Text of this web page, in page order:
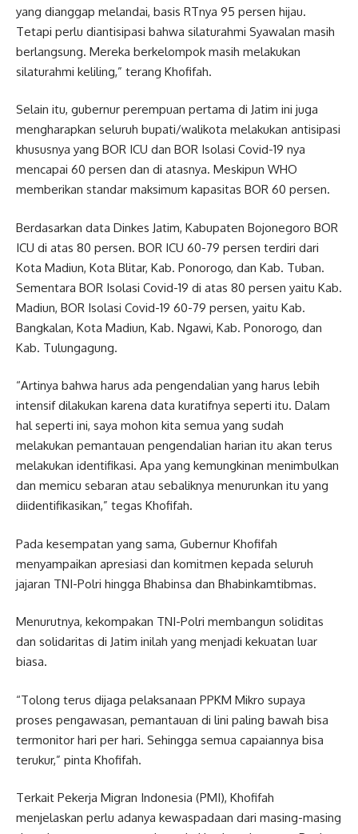
yang dianggap melandai, basis RTnya 95 persen hijau.
Tetapi perlu diantisipasi bahwa silaturahmi Syawalan masih
berlangsung. Mereka berkelompok masih melakukan
silaturahmi keliling,” terang Khofifah.
Selain itu, gubernur perempuan pertama di Jatim ini juga
mengharapkan seluruh bupati/walikota melakukan antisipasi
khususnya yang BOR ICU dan BOR Isolasi Covid-19 nya
mencapai 60 persen dan di atasnya. Meskipun WHO
memberikan standar maksimum kapasitas BOR 60 persen.
Berdasarkan data Dinkes Jatim, Kabupaten Bojonegoro BOR
ICU di atas 80 persen. BOR ICU 60-79 persen terdiri dari
Kota Madiun, Kota Blitar, Kab. Ponorogo, dan Kab. Tuban.
Sementara BOR Isolasi Covid-19 di atas 80 persen yaitu Kab.
Madiun, BOR Isolasi Covid-19 60-79 persen, yaitu Kab.
Bangkalan, Kota Madiun, Kab. Ngawi, Kab. Ponorogo, dan
Kab. Tulungagung.
“Artinya bahwa harus ada pengendalian yang harus lebih
intensif dilakukan karena data kuratifnya seperti itu. Dalam
hal seperti ini, saya mohon kita semua yang sudah
melakukan pemantauan pengendalian harian itu akan terus
melakukan identifikasi. Apa yang kemungkinan menimbulkan
dan memicu sebaran atau sebaliknya menurunkan itu yang
diidentifikasikan,” tegas Khofifah.
Pada kesempatan yang sama, Gubernur Khofifah
menyampaikan apresiasi dan komitmen kepada seluruh
jajaran TNI-Polri hingga Bhabinsa dan Bhabinkamtibmas.
Menurutnya, kekompakan TNI-Polri membangun soliditas
dan solidaritas di Jatim inilah yang menjadi kekuatan luar
biasa.
“Tolong terus dijaga pelaksanaan PPKM Mikro supaya
proses pengawasan, pemantauan di lini paling bawah bisa
termonitor hari per hari. Sehingga semua capaiannya bisa
terukur,” pinta Khofifah.
Terkait Pekerja Migran Indonesia (PMI), Khofifah
menjelaskan perlu adanya kewaspadaan dari masing-masing